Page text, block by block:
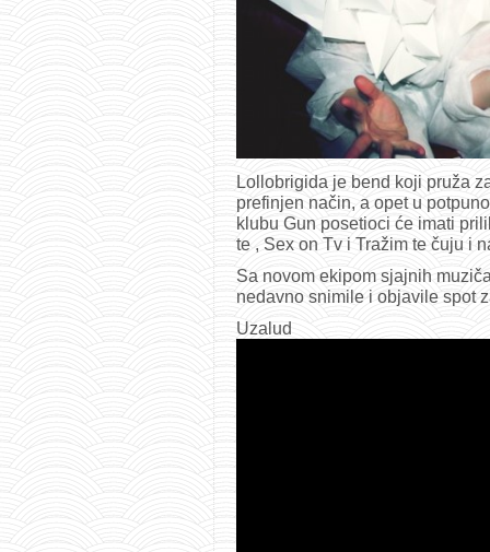
Lollobrigida je bend koji pruža
prefinjen način, a opet u
klubu Gun posetioci će imati
te , Sex on Tv i Tražim te čuju i
Sa novom ekipom sjajnih
nedavno snimile i objavile spot
Uzalud